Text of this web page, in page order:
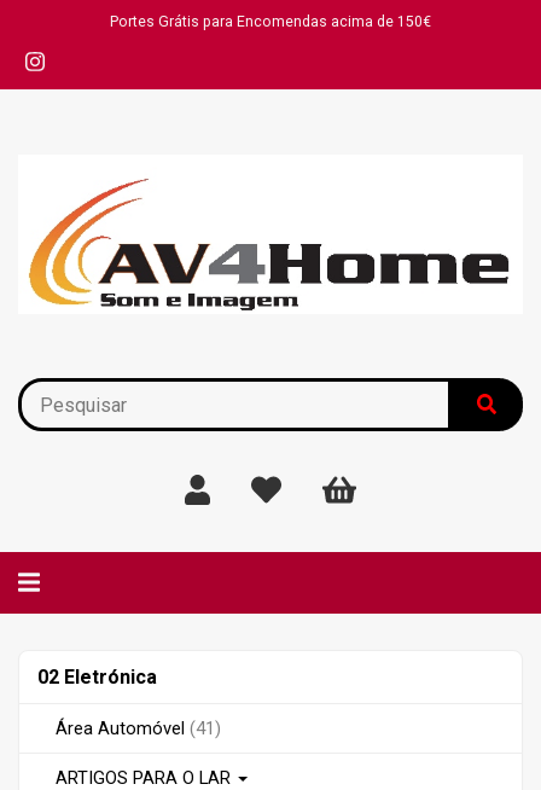
Portes Grátis para Encomendas acima de 150€
Alternar
Eletrónica
02 Eletrónica
Área Automóvel (41)
ARTIGOS PARA O LAR